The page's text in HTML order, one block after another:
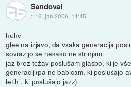
Sandoval
:: 16. jan 2006, 14:45
hehe
glee na izjavo, da vsaka generacija
sovražijo se nekako ne strinjam.
jaz brez težav poslušam glasbo, ki je
generaciji(pa ne babicam, ki poslušajo
letih", ki poslušajo jazz).